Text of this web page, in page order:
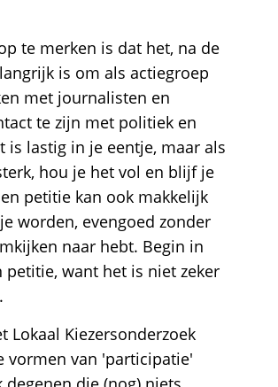
te merken is dat het, na de
is om als actiegroep
met journalisten en
te zijn met politiek en
is lastig in je eentje, maar als
hou je het vol en blijf je
petitie kan ook makkelijk
worden, evengoed zonder
naar hebt. Begin in
petitie, want het is niet zeker
Lokaal Kiezersonderzoek
vormen van 'participatie'